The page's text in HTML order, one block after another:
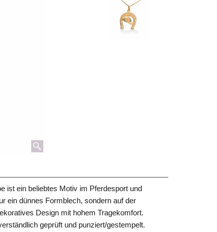
ist ein beliebtes Motiv im Pferdesport und
ein dünnes Formblech, sondern auf der
Design mit hohem Tragekomfort.
geprüft und punziert/gestempelt.